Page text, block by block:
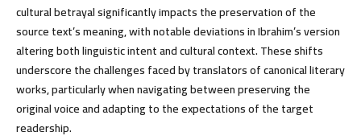
cultural betrayal significantly impacts the preservation of the
source text’s meaning, with notable deviations in Ibrahim’s version
altering both linguistic intent and cultural context. These shifts
underscore the challenges faced by translators of canonical literary
works, particularly when navigating between preserving the
original voice and adapting to the expectations of the target
readership.